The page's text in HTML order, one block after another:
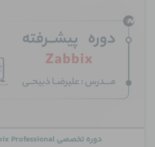
دوره تخصصی Zabbix Professional